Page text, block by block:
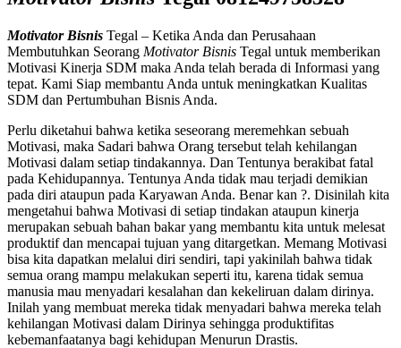
Motivator Bisnis Tegal – Ketika Anda dan Perusahaan
Membutuhkan Seorang Motivator Bisnis Tegal untuk memberikan
Motivasi Kinerja SDM maka Anda telah berada di Informasi yang
tepat. Kami Siap membantu Anda untuk meningkatkan Kualitas
SDM dan Pertumbuhan Bisnis Anda.
Perlu diketahui bahwa ketika seseorang meremehkan sebuah
Motivasi, maka Sadari bahwa Orang tersebut telah kehilangan
Motivasi dalam setiap tindakannya. Dan Tentunya berakibat fatal
pada Kehidupannya. Tentunya Anda tidak mau terjadi demikian
pada diri ataupun pada Karyawan Anda. Benar kan ?. Disinilah kita
mengetahui bahwa Motivasi di setiap tindakan ataupun kinerja
merupakan sebuah bahan bakar yang membantu kita untuk melesat
produktif dan mencapai tujuan yang ditargetkan. Memang Motivasi
bisa kita dapatkan melalui diri sendiri, tapi yakinilah bahwa tidak
semua orang mampu melakukan seperti itu, karena tidak semua
manusia mau menyadari kesalahan dan kekeliruan dalam dirinya.
Inilah yang membuat mereka tidak menyadari bahwa mereka telah
kehilangan Motivasi dalam Dirinya sehingga produktifitas
kebemanfaatanya bagi kehidupan Menurun Drastis.